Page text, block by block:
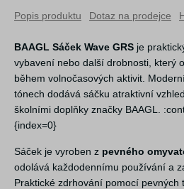
Popis produktu Dotaz na prodejce
BAAGL Sáček Wave GRS je
vybavení nebo další drobnosti, který
během volnočasových aktivit.
tónech dodává sáčku atraktivní
školními doplňky značky BAAGL.
{index=0}
Sáček je vyroben z pevného
odolává každodennímu používání a
Praktické zdrhování pomocí pevných